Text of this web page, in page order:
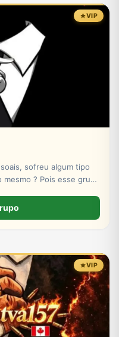
VIP
sofreu algum tipo
? Pois esse grupo
VIP